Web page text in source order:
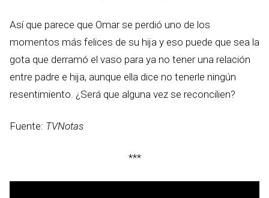
Así que parece que Omar se perdió uno de los
momentos más felices de su hija y eso puede que sea la
gota que derramó el vaso para ya no tener una relación
entre padre e hija, aunque ella dice no tenerle ningún
resentimiento. ¿Será que alguna vez se reconcilien?
Fuente: TVNotas
***